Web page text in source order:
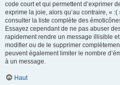
code court et qui permettent d’exprimer
exprime la joie, alors qu’au contraire, «
consulter la liste complète des
Essayez cependant de ne pas abuser
rapidement rendre un message illisible
modifier ou de le supprimer
peuvent également limiter le nombre
à un message.
Haut